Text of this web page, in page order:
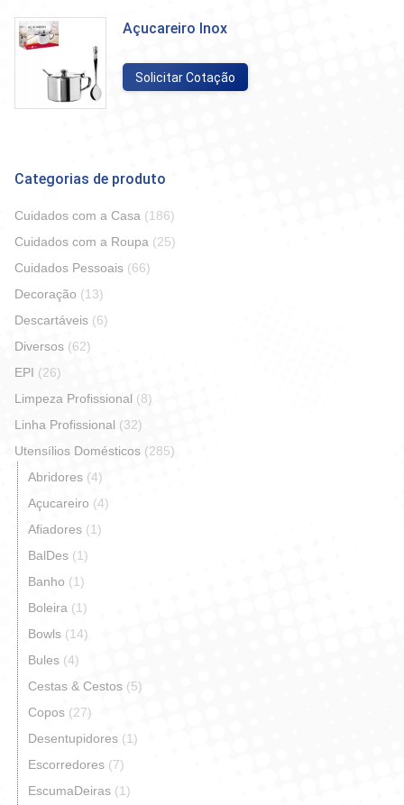
Açucareiro Inox
Solicitar Cotação
Categorias de produto
Cuidados com a Casa (186)
Cuidados com a Roupa (25)
Cuidados Pessoais (66)
Decoração (13)
Descartáveis (6)
Diversos (62)
EPI (26)
Limpeza Profissional (8)
Linha Profissional (32)
Utensílios Domésticos (285)
Abridores (4)
Açucareiro (4)
Afiadores (1)
BalDes (1)
Banho (1)
Boleira (1)
Bowls (14)
Bules (4)
Cestas & Cestos (5)
Copos (27)
Desentupidores (1)
Escorredores (7)
EscumaDeiras (1)